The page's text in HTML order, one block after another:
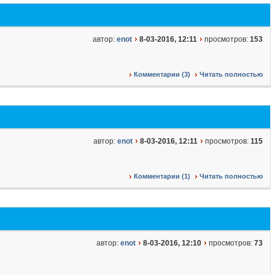
автор: enot 8-03-2016, 12:11 просмотров: 153
Комментарии (3) Читать полностью
автор: enot 8-03-2016, 12:11 просмотров: 115
Комментарии (1) Читать полностью
автор: enot 8-03-2016, 12:10 просмотров: 73